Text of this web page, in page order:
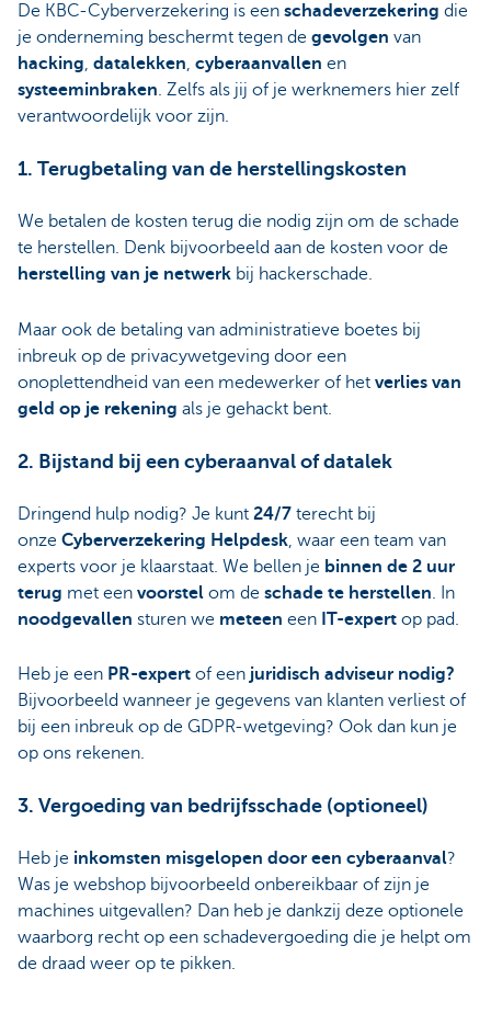
De KBC-Cyberverzekering is een schadeverzekering die
je onderneming beschermt tegen de gevolgen van
hacking, datalekken, cyberaanvallen en
systeeminbraken. Zelfs als jij of je werknemers hier zelf
verantwoordelijk voor zijn.
1. Terugbetaling van de herstellingskosten
We betalen de kosten terug die nodig zijn om de schade
te herstellen. Denk bijvoorbeeld aan de kosten voor de
herstelling van je netwerk bij hackerschade.
Maar ook de betaling van administratieve boetes bij
inbreuk op de privacywetgeving door een
onoplettendheid van een medewerker of het verlies van
geld op je rekening als je gehackt bent.
2. Bijstand bij een cyberaanval of datalek
Dringend hulp nodig? Je kunt 24/7 terecht bij
onze Cyberverzekering Helpdesk, waar een team van
experts voor je klaarstaat. We bellen je binnen de 2 uur
terug met een voorstel om de schade te herstellen. In
noodgevallen sturen we meteen een IT-expert op pad.
Heb je een PR-expert of een juridisch adviseur nodig?
Bijvoorbeeld wanneer je gegevens van klanten verliest of
bij een inbreuk op de GDPR-wetgeving? Ook dan kun je
op ons rekenen.
3. Vergoeding van bedrijfsschade (optioneel)
Heb je inkomsten misgelopen door een cyberaanval?
Was je webshop bijvoorbeeld onbereikbaar of zijn je
machines uitgevallen? Dan heb je dankzij deze optionele
waarborg recht op een schadevergoeding die je helpt om
de draad weer op te pikken.